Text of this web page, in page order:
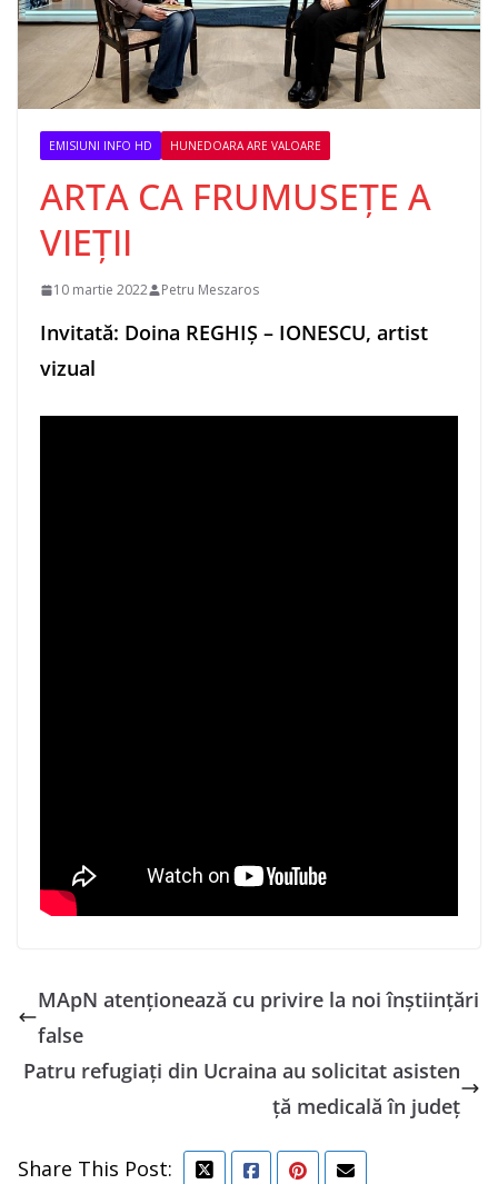
EMISIUNI INFO HD HUNEDOARA ARE VALOARE
ARTA CA FRUMUSEȚE A
VIEȚII
10 martie 2022 Petru Meszaros
Invitată: Doina REGHIȘ – IONESCU, artist
vizual
MApN atenţionează cu privire la noi înştiinţări
false
Patru refugiați din Ucraina au solicitat asisten
ță medicală în județ
Share This Post: